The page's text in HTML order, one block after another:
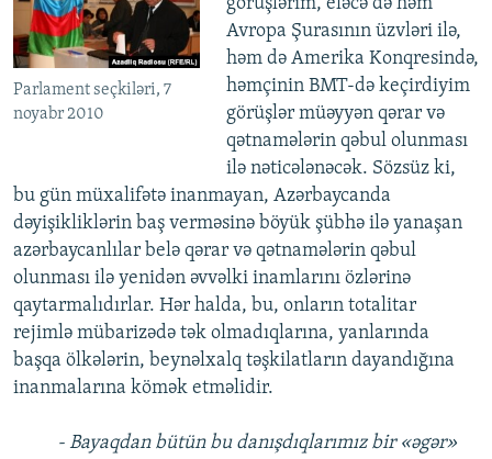
Parlament seçkiləri, 7
noyabr 2010
görüşlərim, eləcə də həm
Avropa Şurasının üzvləri ilə,
həm də Amerika Konqresində,
həmçinin BMT-də keçirdiyim
görüşlər müəyyən qərar və
qətnamələrin qəbul olunması
ilə nəticələnəcək. Sözsüz ki,
bu gün müxalifətə inanmayan, Azərbaycanda
dəyişikliklərin baş verməsinə böyük şübhə ilə yanaşan
azərbaycanlılar belə qərar və qətnamələrin qəbul
olunması ilə yenidən əvvəlki inamlarını özlərinə
qaytarmalıdırlar. Hər halda, bu, onların totalitar
rejimlə mübarizədə tək olmadıqlarına, yanlarında
başqa ölkələrin, beynəlxalq təşkilatların dayandığına
inanmalarına kömək etməlidir.
- Bayaqdan bütün bu danışdıqlarımız bir «əgər»